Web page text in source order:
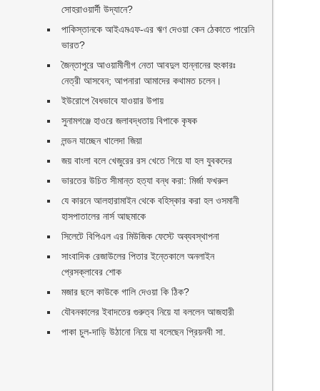
সোহরাওয়ার্দী উদ্যানে?
পাকিস্তানকে আইএমএফ-এর ঋণ দেওয়া কেন ঠেকাতে পারেনি
ভারত?
জৈন্তাপুরে আওয়ামীলীগ নেতা আবদুল হান্নানের হুংকারঃ
নেত্রী আসবেন; আপনারা আমাদের কথামত চলেন।
ইউরোপে বৈধভাবে যাওয়ার উপায়
সুনামগঞ্জে হাওরে জলাবদ্ধতায় বিপাকে কৃষক
লন্ডন যাচ্ছেন খালেদা জিয়া
জয় বাংলা বলে খেজুরের রস খেতে গিয়ে যা হল যুবকদের
ভারতের উচিত সীমান্ত হত্যা বন্ধ করা: মির্জা ফখরুল
যে কারনে আলহারামাইন থেকে বহিস্কার করা হল ওসমানী
হাসপাতালের নার্স আছমাকে
সিলেটে বিপিএল এর মিউজিক ফেস্টে অব্যবস্থাপনা
সাংবাদিক রেজাউলের পিতার ইন্তেকালে অনলাইন
প্রেসক্লাবের শোক
মজার ছলে কাউকে গালি দেওয়া কি ঠিক?
যৌবনকালের ইবাদতের গুরুত্ব নিয়ে যা বললেন আজহারী
পাকা চুল-দাড়ি উঠানো নিয়ে যা বলেছেন প্রিয়নবী সা.